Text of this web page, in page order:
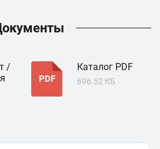
/
PDF
Каталог PDF
696.52 КБ